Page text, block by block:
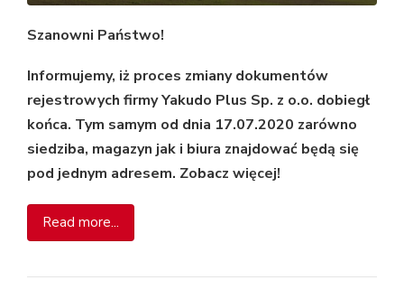
Szanowni Państwo!
Informujemy, iż proces zmiany dokumentów
rejestrowych firmy Yakudo Plus Sp. z o.o. dobiegł
końca. Tym samym od dnia 17.07.2020 zarówno
siedziba, magazyn jak i biura znajdować będą się
pod jednym adresem. Zobacz więcej!
Read more...